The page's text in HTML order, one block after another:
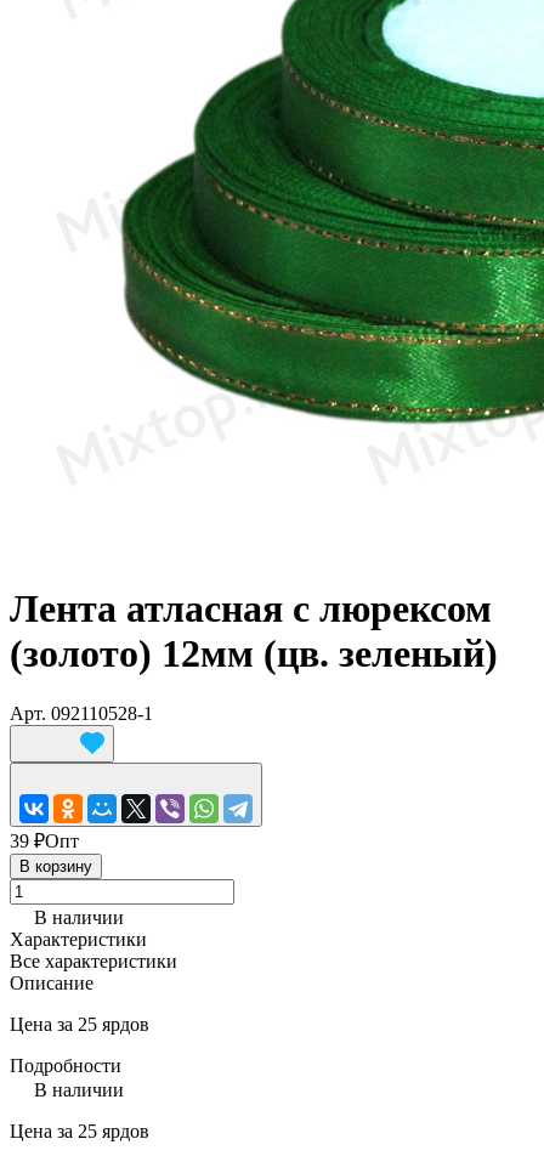
Лента атласная с люрексом
(золото) 12мм (цв. зеленый)
Арт. 092110528-1
39 ₽Опт
В корзину
В наличии
Характеристики
Все характеристики
Описание
Цена за 25 ярдов
Подробности
В наличии
Цена за 25 ярдов